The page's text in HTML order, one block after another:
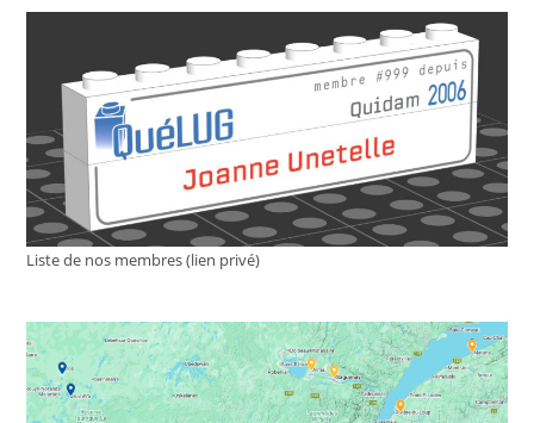
Liste de nos membres (lien privé)